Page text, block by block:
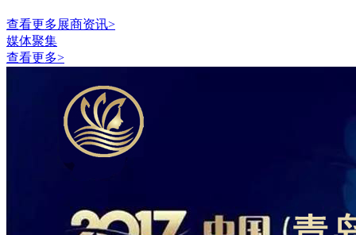
查看更多展商资讯>
媒体聚集
查看更多>